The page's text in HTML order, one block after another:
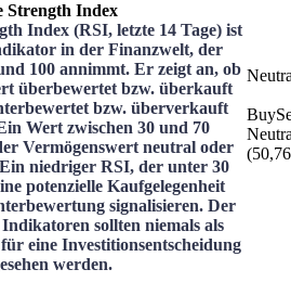
Strength Index
Index (RSI, letzte 14 Tage) ist
in der Finanzwelt, der
100 annimmt. Er zeigt an, ob
überbewertet bzw. überkauft
bzw. überverkauft
Wert zwischen 30 und 70
Vermögenswert neutral oder
niedriger RSI, der unter 30
potenzielle Kaufgelegenheit
signalisieren. Der
sollten niemals als
eine Investitionsentscheidung
werden.
Buy
(50,76